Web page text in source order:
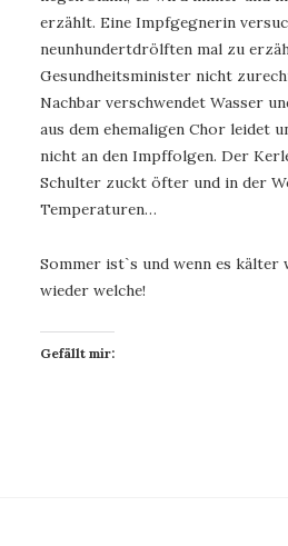
erzählt. Eine Impfgegnerin
neunhundertdrölften mal zu
Gesundheitsminister nicht
Nachbar verschwendet Wasser
aus dem ehemaligen Chor leidet
nicht an den Impffolgen. Der
Schulter zuckt öfter und in der
Temperaturen…
Sommer istˋs und wenn es kälter
wieder welche!
Gefällt mir: